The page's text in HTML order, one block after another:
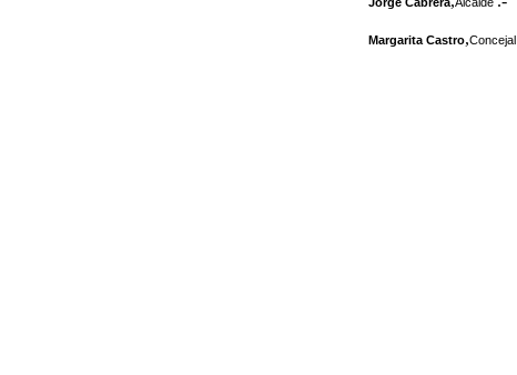
Margarita Castro,Concejal